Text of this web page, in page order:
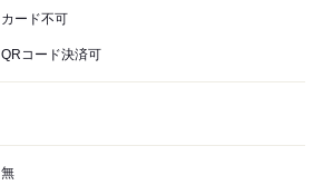
カード不可
QRコード決済可
無